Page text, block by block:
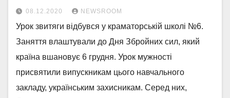
08.12.2020 NEWSROOM
Урок звитяги відбувся у краматорській школі №6.
Заняття влаштували до Дня Збройних сил, який
країна вшановує 6 грудня. Урок мужності
присвятили випускникам цього навчального
закладу, українським захисникам. Серед них,